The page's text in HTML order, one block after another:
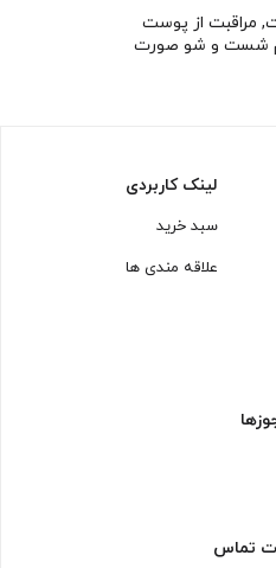
, مراقبت از پوست
شست و شو صورت
لینک کاربردی
سبد خرید
علاقه مندی ها
تماس